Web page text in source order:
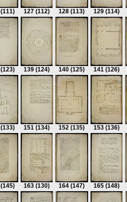
(111) 127 (112) 128 (113) 129 (114)
(123) 139 (124) 140 (125) 141 (126)
(133) 151 (134) 152 (135) 153 (136)
(145) 163 (130) 164 (147) 165 (148)